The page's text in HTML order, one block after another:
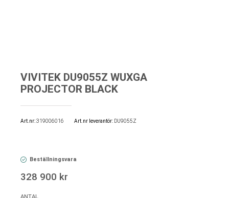
VIVITEK DU9055Z WUXGA
PROJECTOR BLACK
Art.nr 319006016 Art.nr leverantör: DU9055Z
Beställningsvara
328 900 kr